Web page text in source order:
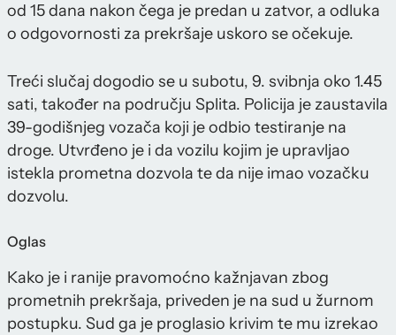
od 15 dana nakon čega je predan u zatvor, a odluka
o odgovornosti za prekršaje uskoro se očekuje.
Treći slučaj dogodio se u subotu, 9. svibnja oko 1.45
sati, također na području Splita. Policija je zaustavila
39-godišnjeg vozača koji je odbio testiranje na
droge. Utvrđeno je i da vozilu kojim je upravljao
istekla prometna dozvola te da nije imao vozačku
dozvolu.
Oglas
Kako je i ranije pravomoćno kažnjavan zbog
prometnih prekršaja, priveden je na sud u žurnom
postupku. Sud ga je proglasio krivim te mu izrekao